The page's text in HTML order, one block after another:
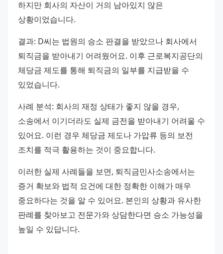
하지만 회사의 자산이 거의 남아있지 않은
상황이었습니다.
결과: D씨는 법원의 승소 판결을 받았으나 회사에서
퇴직금을 받아내기 어려웠어요. 이후 근로복지공단의
체당금 제도를 통해 퇴직금의 일부를 지급받을 수
있었습니다.
사례 분석: 회사의 재정 상태가 좋지 않을 경우,
소송에서 이기더라도 실제 금전을 받아내기 어려울 수
있어요. 이런 경우 체당금 제도나 가압류 등의 보전
조치를 적극 활용하는 것이 중요합니다.
이러한 실제 사례들을 보면, 퇴직금민사소송에서는
증거 확보와 법적 요건에 대한 정확한 이해가 매우
중요하다는 것을 알 수 있어요. 본인의 상황과 유사한
판례를 찾아보고 전문가와 상담한다면 승소 가능성을
높일 수 있답니다.